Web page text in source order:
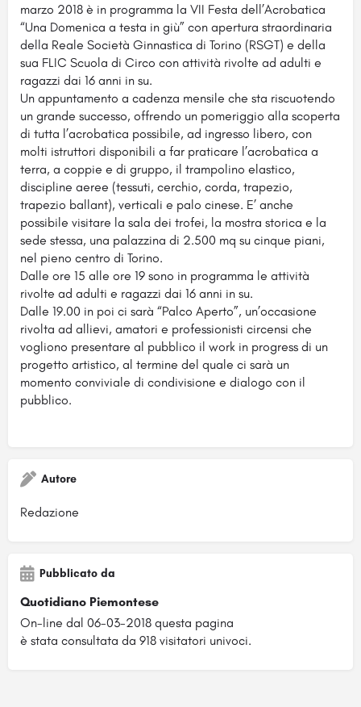
marzo 2018 è in programma la VII Festa dell’Acrobatica
“Una Domenica a testa in giù” con apertura straordinaria
della Reale Società Ginnastica di Torino (RSGT) e della
sua FLIC Scuola di Circo con attività rivolte ad adulti e
ragazzi dai 16 anni in su.
Un appuntamento a cadenza mensile che sta riscuotendo
un grande successo, offrendo un pomeriggio alla scoperta
di tutta l’acrobatica possibile, ad ingresso libero, con
molti istruttori disponibili a far praticare l’acrobatica a
terra, a coppie e di gruppo, il trampolino elastico,
discipline aeree (tessuti, cerchio, corda, trapezio,
trapezio ballant), verticali e palo cinese. E’ anche
possibile visitare la sala dei trofei, la mostra storica e la
sede stessa, una palazzina di 2.500 mq su cinque piani,
nel pieno centro di Torino.
Dalle ore 15 alle ore 19 sono in programma le attività
rivolte ad adulti e ragazzi dai 16 anni in su.
Dalle 19.00 in poi ci sarà “Palco Aperto”, un’occasione
rivolta ad allievi, amatori e professionisti circensi che
vogliono presentare al pubblico il work in progress di un
progetto artistico, al termine del quale ci sarà un
momento conviviale di condivisione e dialogo con il
pubblico.
Autore
Redazione
Pubblicato da
Quotidiano Piemontese
On-line dal 06-03-2018 questa pagina
è stata consultata da 918 visitatori univoci.